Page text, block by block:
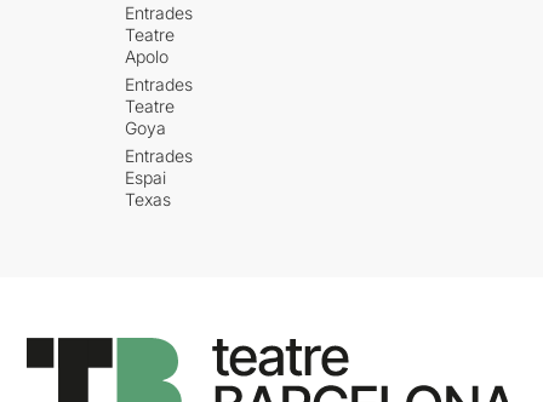
Entrades
Teatre
Apolo
Entrades
Teatre
Goya
Entrades
Espai
Texas